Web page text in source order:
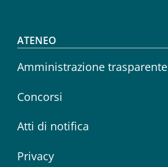
Footer menu
ATENEO
Amministrazione trasparente
Concorsi
Atti di notifica
Privacy